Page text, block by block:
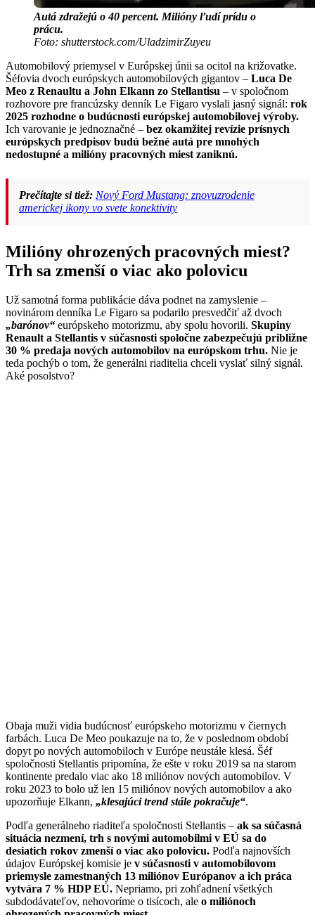
Autá zdražejú o 40 percent. Milióny ľudí prídu o
prácu.
Foto: shutterstock.com/UladzimirZuyeu
Automobilový priemysel v Európskej únii sa ocitol na križovatke.
Šéfovia dvoch európskych automobilových gigantov – Luca De
Meo z Renaultu a John Elkann zo Stellantisu – v spoločnom
rozhovore pre francúzsky denník Le Figaro vyslali jasný signál: rok
2025 rozhodne o budúcnosti európskej automobilovej výroby.
Ich varovanie je jednoznačné – bez okamžitej revízie prísnych
európskych predpisov budú bežné autá pre mnohých
nedostupné a milióny pracovných miest zaniknú.
Prečítajte si tiež: Nový Ford Mustang: znovuzrodenie
americkej ikony vo svete konektivity
Milióny ohrozených pracovných miest?
Trh sa zmenší o viac ako polovicu
Už samotná forma publikácie dáva podnet na zamyslenie –
novinárom denníka Le Figaro sa podarilo presvedčiť až dvoch
„barónov“ európskeho motorizmu, aby spolu hovorili. Skupiny
Renault a Stellantis v súčasnosti spoločne zabezpečujú približne
30 % predaja nových automobilov na európskom trhu. Nie je
teda pochýb o tom, že generálni riaditelia chceli vyslať silný signál.
Aké posolstvo?
Obaja muži vidia budúcnosť európskeho motorizmu v čiernych
farbách. Luca De Meo poukazuje na to, že v poslednom období
dopyt po nových automobiloch v Európe neustále klesá. Šéf
spoločnosti Stellantis pripomína, že ešte v roku 2019 sa na starom
kontinente predalo viac ako 18 miliónov nových automobilov. V
roku 2023 to bolo už len 15 miliónov nových automobilov a ako
upozorňuje Elkann, „klesajúci trend stále pokračuje“.
Podľa generálneho riaditeľa spoločnosti Stellantis – ak sa súčasná
situácia nezmení, trh s novými automobilmi v EÚ sa do
desiatich rokov zmenší o viac ako polovicu. Podľa najnovších
údajov Európskej komisie je v súčasnosti v automobilovom
priemysle zamestnaných 13 miliónov Európanov a ich práca
vytvára 7 % HDP EÚ. Nepriamo, pri zohľadnení všetkých
subdodávateľov, nehovoríme o tisícoch, ale o miliónoch